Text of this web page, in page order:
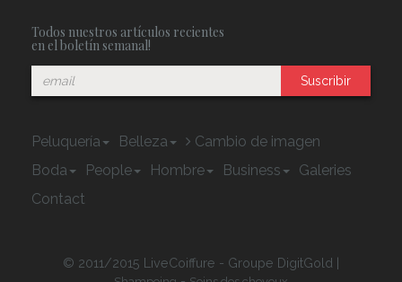
Todos nuestros artículos recientes
en el boletín semanal!
Suscribir
Peluquería Belleza
Cambio de imagen
Boda
People Hombre Business
Galeries
Contact
© 2011/2015 LiveCoiffure - Groupe DigitGold |